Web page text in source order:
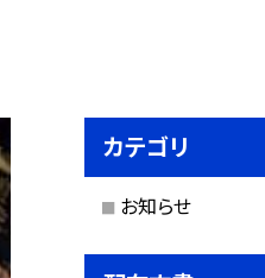
カテゴリ
お知らせ